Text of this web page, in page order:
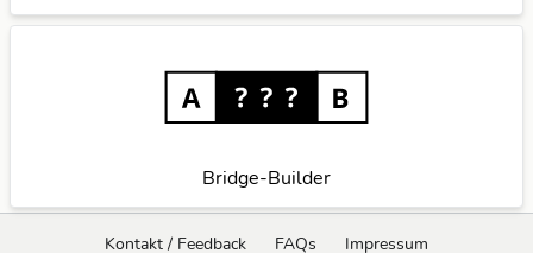
Bridge-Builder
Kontakt / Feedback FAQs Impressum